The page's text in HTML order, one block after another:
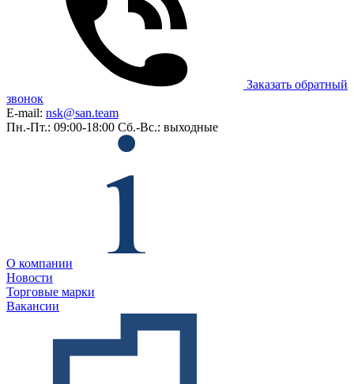
Заказать обратный
звонок
E-mail: nsk@san.team
Пн.-Пт.: 09:00-18:00 Сб.-Вс.: выходные
О компании
Новости
Торговые марки
Вакансии